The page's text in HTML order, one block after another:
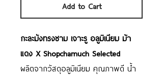
Add to Cart
กะละมังทรงชาม เจาะรู อลูมิเนียม ม้า
แดง X Shopchamuch Selected
ผลิตจากวัสดุอลูมิเนียม คุณภาพดี น้ำ